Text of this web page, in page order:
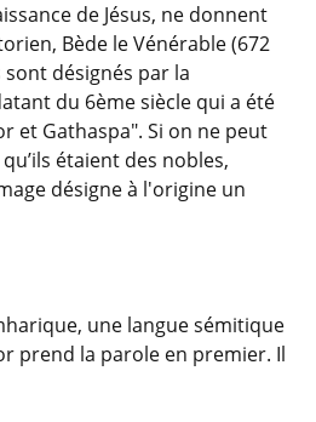
de Jésus, ne donnent
Bède le Vénérable (672
désignés par la
du 6ème siècle qui a été
et Gathaspa". Si on ne peut
étaient des nobles,
désigne à l'origine un
une langue sémitique
prend la parole en premier. Il